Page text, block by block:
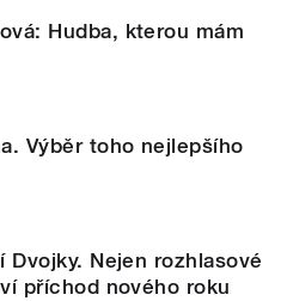
Hudba, kterou mám
Výběr toho nejlepšího
Dvojky. Nejen rozhlasové
příchod nového roku